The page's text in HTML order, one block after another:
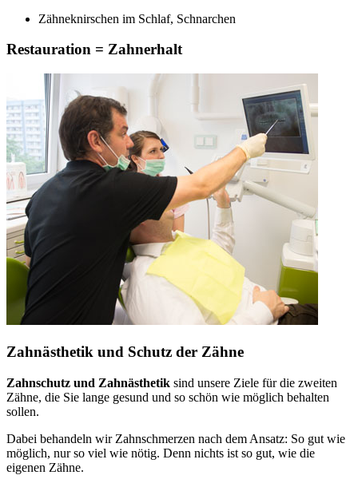
Zähneknirschen im Schlaf, Schnarchen
Restauration = Zahnerhalt
Zahnästhetik und Schutz der Zähne
Zahnschutz und Zahnästhetik sind unsere Ziele für die zweiten
Zähne, die Sie lange gesund und so schön wie möglich behalten
sollen.
Dabei behandeln wir Zahnschmerzen nach dem Ansatz: So gut wie
möglich, nur so viel wie nötig. Denn nichts ist so gut, wie die
eigenen Zähne.